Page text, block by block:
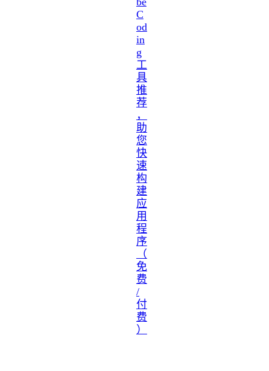
C
od
in
g
工
具
推
荐
，
助
您
快
速
构
建
应
用
程
序
（
免
费
/
付
费
）